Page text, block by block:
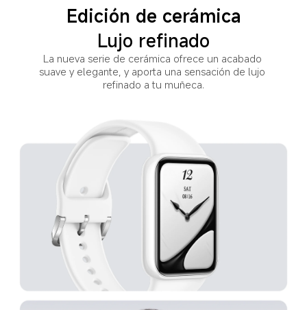
Edición de cerámica
Lujo refinado
La nueva serie de cerámica ofrece un acabado
suave y elegante, y aporta una sensación de lujo
refinado a tu muñeca.